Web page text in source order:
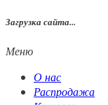
Загрузка сайта...
Меню
О нас
Распродажа